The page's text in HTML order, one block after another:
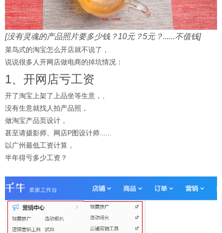
[没有灵魂的产品照片要多少钱？10元？5元？......不值钱]
菜鸟式的淘宝怎么开店就不说了，
说说很多人开网店做电商的掉坑情况：
1、开网店亏工资
开了淘宝上架了上品坐等生意，、
没有生意就找人拍产品照，
做淘宝产品页设计，
甚至请摄影师、网店P图设计师......
以广州最低工资计算，
半年得亏多少工资？